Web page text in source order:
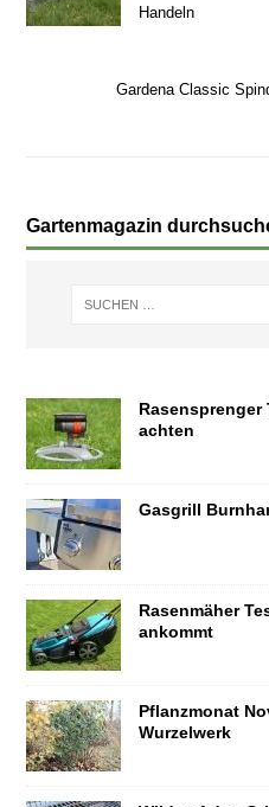
Handeln
Gardena Classic
Gartenmagazin
Rasensprenger
achten
Gasgrill
Rasenmäher
ankommt
Pflanzmonat
Wurzelwerk